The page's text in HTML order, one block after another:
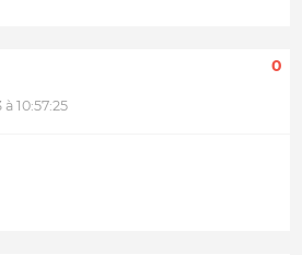
10:57:25
0